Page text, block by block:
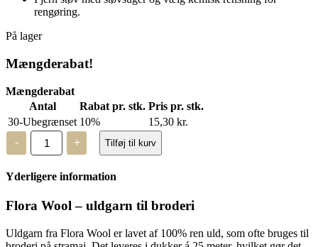
rengøring.
På lager
Mængderabat!
Mængderabat
Antal
Rabat pr. stk. Pris pr. stk.
30-Ubegrænset 10% 15,30 kr.
-
Flora
Wool
-
8110
-
trådet
+ Tilføj til kurv
Yderligere information
Flora Wool – uldgarn til broderi
Uldgarn fra Flora Wool er lavet af 100% ren uld, som ofte bruges til